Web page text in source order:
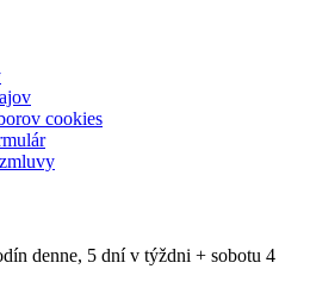
cookies
denne, 5 dní v týždni + sobotu 4